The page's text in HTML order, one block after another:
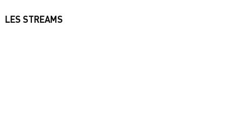
LES STREAMS